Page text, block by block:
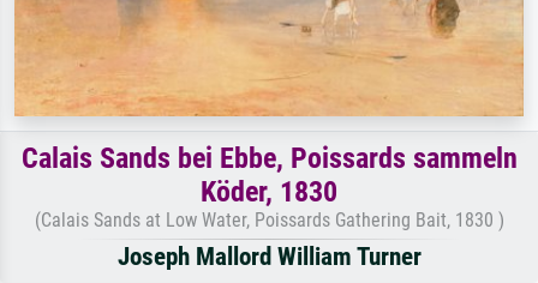
Calais Sands bei Ebbe, Poissards sammeln
Köder, 1830
(Calais Sands at Low Water, Poissards Gathering Bait, 1830 )
Joseph Mallord William Turner